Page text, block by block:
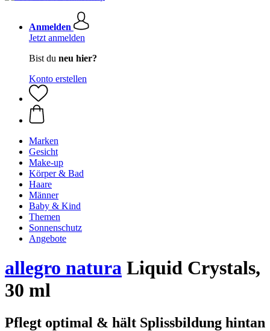
Anmelden
Jetzt anmelden
Bist du neu hier?
Konto erstellen
Marken
Gesicht
Make-up
Körper & Bad
Haare
Männer
Baby & Kind
Themen
Sonnenschutz
Angebote
allegro natura Liquid Crystals,
30 ml
Pflegt optimal & hält Splissbildung hintan